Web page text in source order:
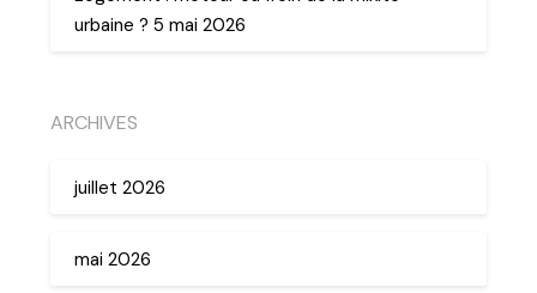
urbaine ? 5 mai 2026
ARCHIVES
juillet 2026
mai 2026